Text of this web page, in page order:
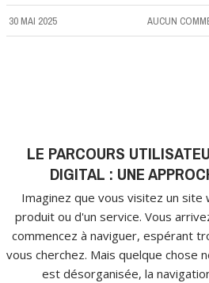
30 MAI 2025 AUCUN
LE PARCOURS
DIGITAL : UNE
Imaginez que vous visitez un site
produit ou d'un service. Vous
commencez à naviguer, espérant
vous cherchez. Mais quelque chose
est désorganisée, la